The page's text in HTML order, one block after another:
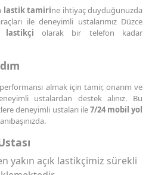
lastik tamirine ihtiyaç duyduğunuzda
ile deneyimli ustalarımız Düzce
lastikçi olarak bir telefon kadar
almak için tamir, onarım ve
ustalardan destek alınız. Bu
deneyimli ustaları ile7/24 mobil yol
yakın açık lastikçimiz sürekli